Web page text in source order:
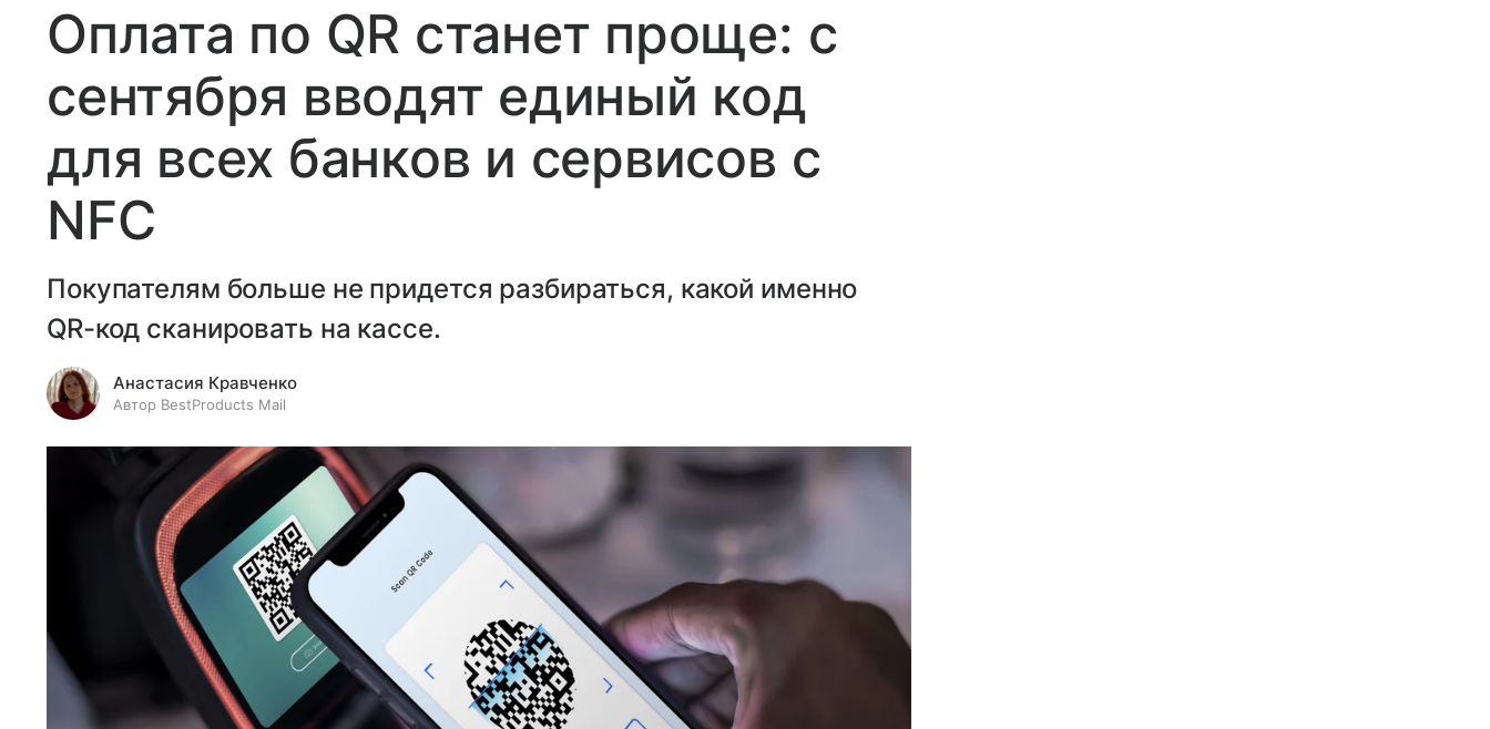
Оплата по QR станет проще: с
сентября вводят единый код
для всех банков и сервисов с
NFC
Покупателям больше не придется разбираться, какой именно
QR-код сканировать на кассе.
Анастасия Кравченко
Автор BestProducts Mail